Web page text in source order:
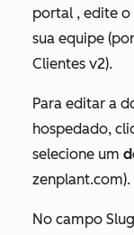
portal , edite o
sua equipe
Clientes v2).
Para editar a
hospedado,
selecione um
zenplant.com).
No campo Slug